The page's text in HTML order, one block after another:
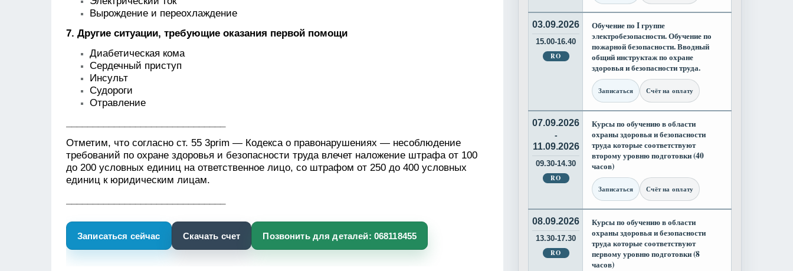
Вырождение и переохлаждение
7. Другие ситуации, требующие оказания первой помощи
Диабетическая кома
Сердечный приступ
Инсульт
Судороги
Отравление
Отметим, что согласно ст. 55 3prim — Кодекса о правонарушениях — несоблюдение
требований по охранe здоровья и безопасности труда влечет наложение штрафа от 100
до 200 условных единиц на ответственное лицо, со штрафом от 250 до 400 условных
единиц к юридическим лицам.
Записаться сейчас Скачать счет Позвонить для деталей: 068118455
03.09.2026
15.00-16.40
RO
Обучение по I группе
электробезопасности. Обучение по
пожарной безопасности. Вводный
общий инструктаж по охране
здоровья и безопасности труда.
Записаться Счёт на оплату
07.09.2026
-
11.09.2026
09.30-14.30
RO
Курсы по обучению в области
охраны здоровья и безопасности
труда которые соответствуют
второму уровню подготовки (40
часов)
Записаться Счёт на оплату
08.09.2026
13.30-17.30
RO
Курсы по обучению в области
охраны здоровья и безопасности
труда которые соответствуют
первому уровню подготовки (8
часов)